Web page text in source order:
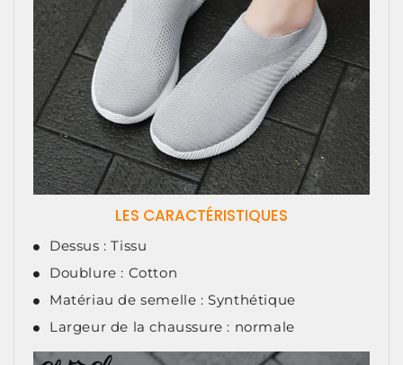
LES CARACTÉRISTIQUES
Dessus : Tissu
Doublure : Cotton
Matériau de semelle : Synthétique
Largeur de la chaussure : normale